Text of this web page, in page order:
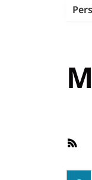
RSS